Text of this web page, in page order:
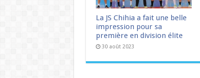
La JS Chihia a fait une belle
impression pour sa
première en division élite
30 août 2023